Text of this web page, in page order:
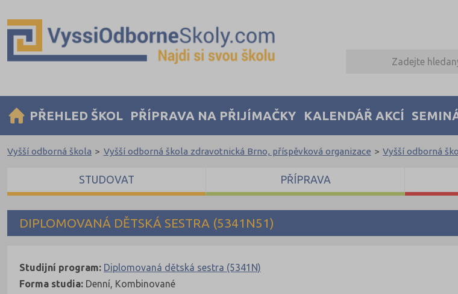
PŘEHLED ŠKOL PŘÍPRAVA NA PŘIJÍMAČKY KALENDÁŘ AKCÍ
DIPLOMOVANÁ DĚTSKÁ SESTRA (5341N51)
Vyšší odborná škola > Vyšší odborná škola zdravotnická Brno, příspěvková organizace > Vyšší odborná
Studijní program: Diplomovaná dětská sestra (5341N)
Forma studia: Denní, Kombinované
STUDOVAT PŘÍPRAVA